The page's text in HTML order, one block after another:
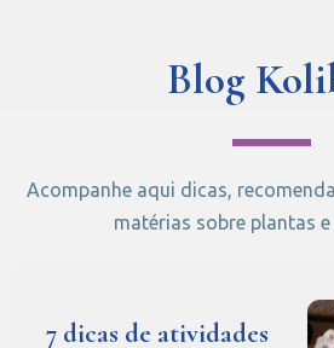
Blog
Acompanhe aqui dicas,
matérias sobre plantas
7 dicas de atividades